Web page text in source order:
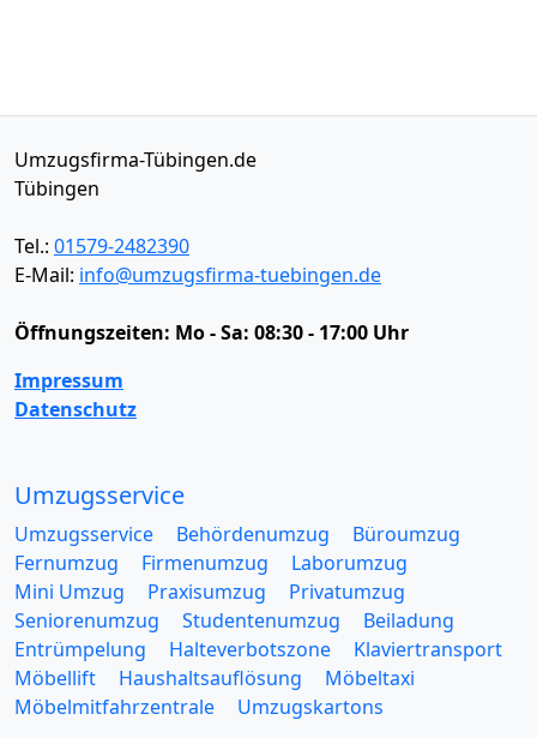
Umzugsfirma-Tübingen.de
Tübingen
Tel.: 01579-2482390
E-Mail: info@umzugsfirma-tuebingen.de
Öffnungszeiten: Mo - Sa: 08:30 - 17:00 Uhr
Impressum
Datenschutz
Umzugsservice
Umzugsservice Behördenumzug
Büroumzug
Fernumzug
Firmenumzug
Laborumzug
Mini Umzug
Praxisumzug
Privatumzug
Seniorenumzug
Studentenumzug
Beiladung
Entrümpelung
Halteverbotszone
Klaviertransport
Möbellift
Haushaltsauflösung
Möbeltaxi
Möbelmitfahrzentrale
Umzugskartons